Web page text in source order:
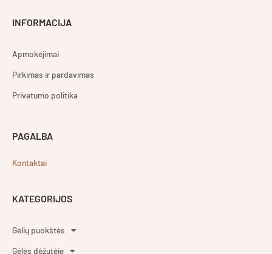
INFORMACIJA
Apmokėjimai
Pirkimas ir pardavimas
Privatumo politika
PAGALBA
Kontaktai
KATEGORIJOS
Gėlių puokštės
Gėlės dėžutėje